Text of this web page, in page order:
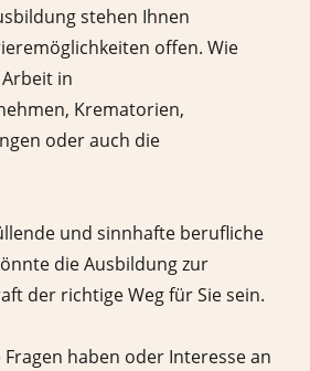
stehen Ihnen
offen. Wie
in
Krematorien,
oder auch die
und sinnhafte berufliche
die Ausbildung zur
der richtige Weg für Sie sein.
haben oder Interesse an